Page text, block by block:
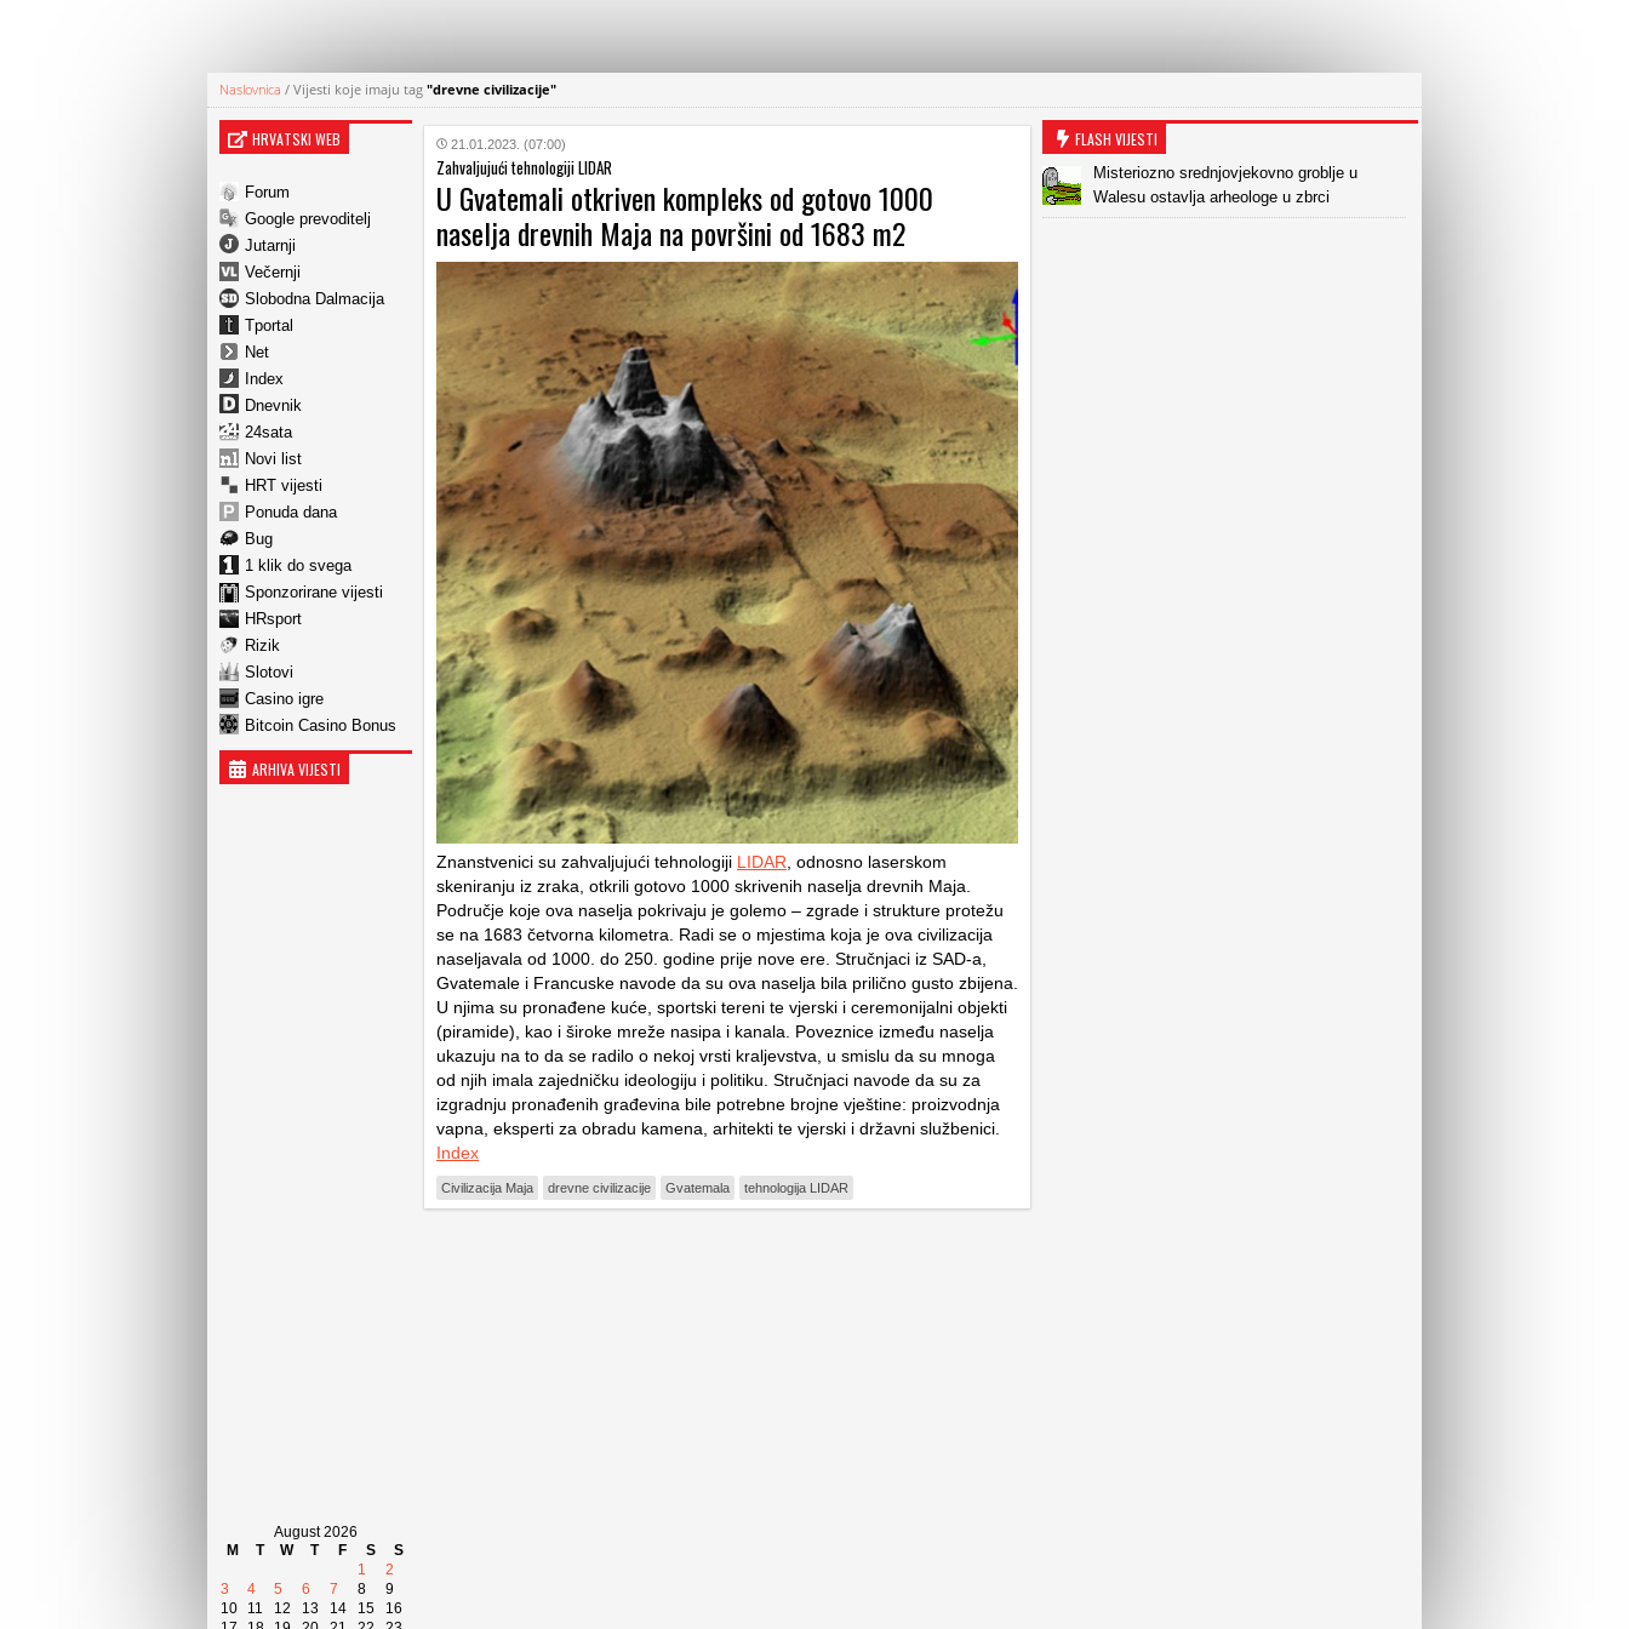
Naslovnica / Vijesti koje imaju tag "drevne civilizacije"
HRVATSKI WEB
Forum
Google prevoditelj
Jutarnji
Večernji
Slobodna Dalmacija
Tportal
Net
Index
Dnevnik
24sata
Novi list
HRT vijesti
Ponuda dana
Bug
1 klik do svega
Sponzorirane vijesti
HRsport
Rizik
Slotovi
Casino igre
Bitcoin Casino Bonus
ARHIVA VIJESTI
August 2026
M
T W T F S
S
1
2
3
4 5 6 7 8
9
10
11 12 13 14 15
16
21.01.2023. (07:00)
Zahvaljujući tehnologiji LIDAR
U Gvatemali otkriven kompleks od gotovo 1000
naselja drevnih Maja na površini od 1683 m2
Znanstvenici su zahvaljujući tehnologiji LIDAR , odnosno laserskom
skeniranju iz zraka, otkrili gotovo 1000 skrivenih naselja drevnih Maja.
Područje koje ova naselja pokrivaju je golemo – zgrade i strukture protežu
se na 1683 četvorna kilometra. Radi se o mjestima koja je ova civilizacija
naseljavala od 1000. do 250. godine prije nove ere. Stručnjaci iz SAD-a,
Gvatemale i Francuske navode da su ova naselja bila prilično gusto zbijena.
U njima su pronađene kuće, sportski tereni te vjerski i ceremonijalni objekti
(piramide), kao i široke mreže nasipa i kanala. Poveznice između naselja
ukazuju na to da se radilo o nekoj vrsti kraljevstva, u smislu da su mnoga
od njih imala zajedničku ideologiju i politiku. Stručnjaci navode da su za
izgradnju pronađenih građevina bile potrebne brojne vještine: proizvodnja
vapna, eksperti za obradu kamena, arhitekti te vjerski i državni službenici.
Index
Civilizacija Maja drevne civilizacije Gvatemala tehnologija LIDAR
FLASH VIJESTI
Misteriozno srednjovjekovno groblje u
Walesu ostavlja arheologe u zbrci